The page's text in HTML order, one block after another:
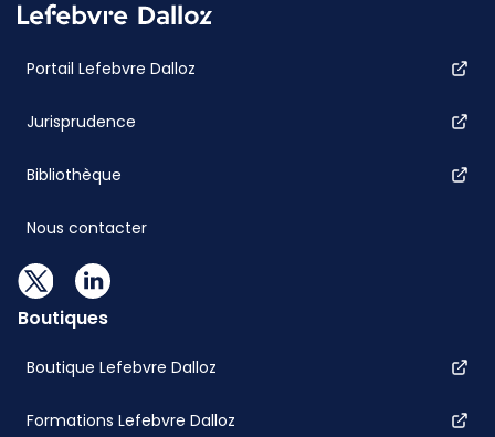
Portail Lefebvre Dalloz
Jurisprudence
Bibliothèque
Nous contacter
Boutiques
Boutique Lefebvre Dalloz
Formations Lefebvre Dalloz